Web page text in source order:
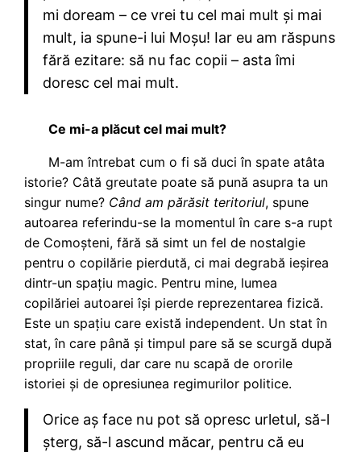
mi doream – ce vrei tu cel mai mult și mai
mult, ia spune-i lui Moșu! Iar eu am răspuns
fără ezitare: să nu fac copii – asta îmi
doresc cel mai mult.
Ce mi-a plăcut cel mai mult?
M-am întrebat cum o fi să duci în spate atâta
istorie? Câtă greutate poate să pună asupra ta un
singur nume? Când am părăsit teritoriul, spune
autoarea referindu-se la momentul în care s-a rupt
de Comoșteni, fără să simt un fel de nostalgie
pentru o copilărie pierdută, ci mai degrabă ieșirea
dintr-un spațiu magic. Pentru mine, lumea
copilăriei autoarei își pierde reprezentarea fizică.
Este un spațiu care există independent. Un stat în
stat, în care până și timpul pare să se scurgă după
propriile reguli, dar care nu scapă de ororile
istoriei și de opresiunea regimurilor politice.
Orice aș face nu pot să opresc urletul, să-l
șterg, să-l ascund măcar, pentru că eu